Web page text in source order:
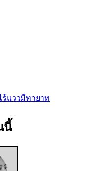
ร้แววมีทายาท
นี้